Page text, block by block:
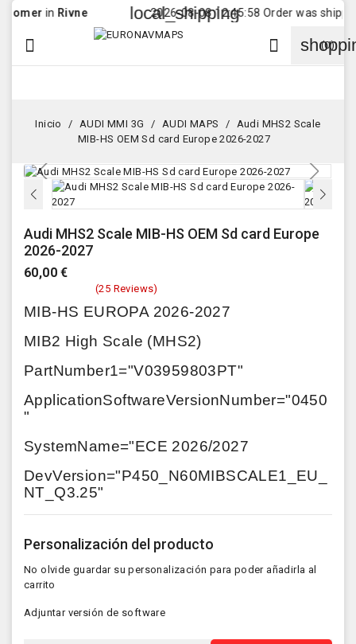
inRivne local_shipping
2026-08-08 12:45:58 Order was shipped to
 (0)

Inicio AUDI MMI 3G AUDI MAPS
Audi MHS2 Scale
MIB-HS OEM Sd card Europe 2026-2027
¡En oferta!
Audi MHS2 Scale MIB-HS OEM Sd card Europe
2026-2027
60,00 €
(25 Reviews)
MIB-HS EUROPA 2026-2027
MIB2 High Scale (MHS2)
PartNumber1="V03959803PT"
ApplicationSoftwareVersionNumber="0450
"
SystemName="ECE 2026/2027
DevVersion="P450_N60MIBSCALE1_EU_
NT_Q3.25"
Personalización del producto
No olvide guardar su personalización para poder añadirla al
carrito
Adjuntar versión de software